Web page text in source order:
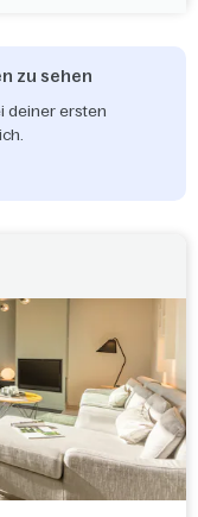
zu sehen
deiner ersten